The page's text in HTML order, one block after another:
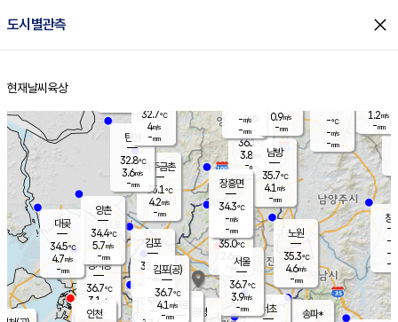
도시별관측 close
홈
현재날씨 육상
양주
36.1℃
3.8
-mm
경서동
36.7℃
3.1 m/s
-mm
파주금촌
35.1℃
4.2m/s
-mm
-℃
-m/s
-mm
대곶
34.5℃
4.7m/s
-mm
창
-
-m/
-
탄현
32.8℃
3.6m/s
-mm
1.2m/s
-mm
김포
35.6℃
-m/s
mm
광명
부천
양촌
34.4℃
5.7m/s
-mm
구로
은평
35.0℃
2.6 m/s
- mm
노원
35.3℃
4.6m/s
-mm
송파*
서초
남방
35.7℃
4.1 m/s
-mm
장흥면
34.3℃
-m/s
-mm
-m/s
-mm
김포(공)
36.7℃
4.1 m/s
-mm
인천
서울
36.7℃
3.9m/s
-mm
32.7℃
4m/s
-mm
0.9m/s
-mm